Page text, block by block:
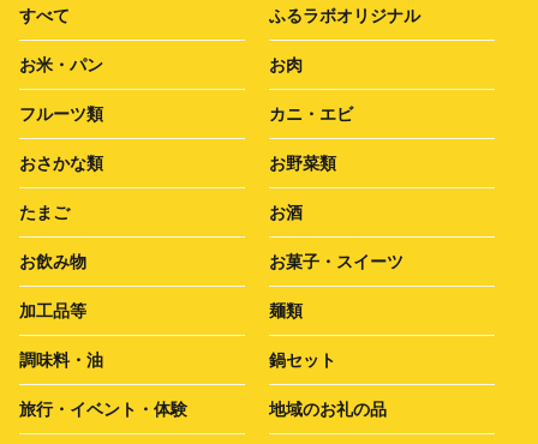
すべて ふるラボオリジナル
お米・パン お肉
フルーツ類 カニ・エビ
おさかな類 お野菜類
たまご お酒
お飲み物 お菓子・スイーツ
加工品等 麺類
調味料・油 鍋セット
旅行・イベント・体験 地域のお礼の品